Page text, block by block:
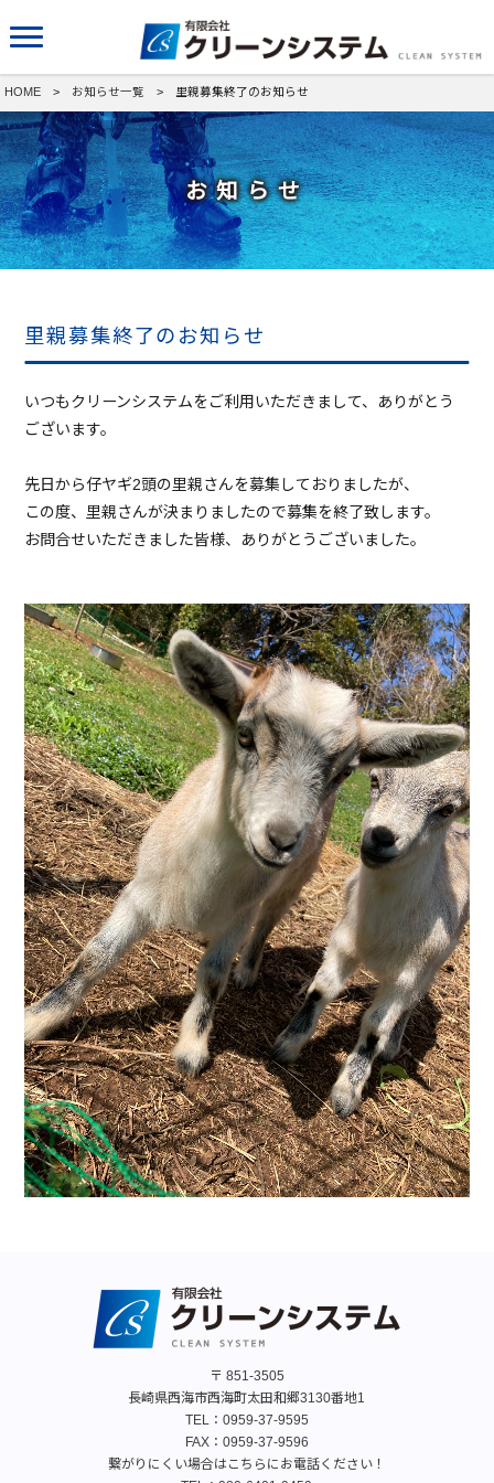
HOME > お知らせ一覧 > 里親募集終了のお知らせ
お知らせ
里親募集終了のお知らせ
いつもクリーンシステムをご利用いただきまして、ありがとう
ございます。
先日から仔ヤギ2頭の里親さんを募集しておりましたが、
この度、里親さんが決まりましたので募集を終了致します。
お問合せいただきました皆様、ありがとうございました。
〒 851-3505
長崎県西海市西海町太田和郷3130番地1
TEL： 0959-37-9595
FAX：0959-37-9596
繋がりにくい場合はこちらにお電話ください！